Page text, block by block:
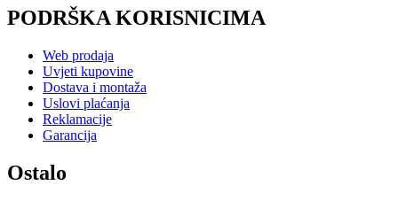
PODRŠKA KORISNICIMA
Web prodaja
Uvjeti kupovine
Dostava i montaža
Uslovi plaćanja
Reklamacije
Garancija
Ostalo